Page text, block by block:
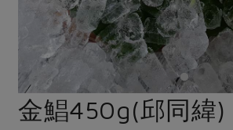
調理食材・點心
調味醬料/南北貨 烘焙
休閒零嘴 沖泡飲品
保健食品
烘焙．點心
醬料
湯品．鍋物
漬物
合作25-經典快閃最後一週
合作25-精選產品第四彈
更多當季產品
議題活動
關注議題
減硝酸鹽 惜食
非基改運動 支持本土農
廢核運動 能源議題
減添加物 減塑減廢
自主把關
檢驗報告
硝酸鹽檢驗
金鯧450g(邱同緯)